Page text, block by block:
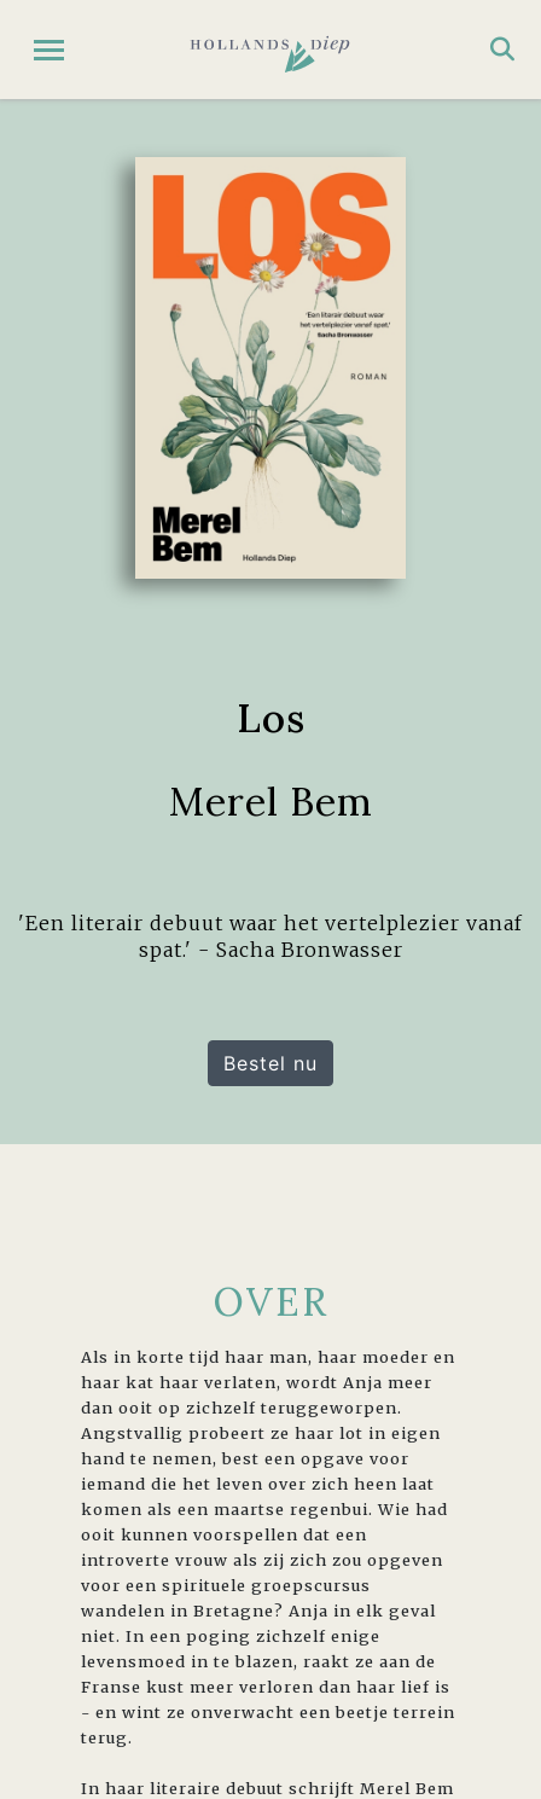
Los
Merel Bem
'Een literair debuut waar het vertelplezier vanaf
spat.' - Sacha Bronwasser
Bestel nu
OVER
Als in korte tijd haar man, haar moeder en
haar kat haar verlaten, wordt Anja meer
dan ooit op zichzelf teruggeworpen.
Angstvallig probeert ze haar lot in eigen
hand te nemen, best een opgave voor
iemand die het leven over zich heen laat
komen als een maartse regenbui. Wie had
ooit kunnen voorspellen dat een
introverte vrouw als zij zich zou opgeven
voor een spirituele groepscursus
wandelen in Bretagne? Anja in elk geval
niet. In een poging zichzelf enige
levensmoed in te blazen, raakt ze aan de
Franse kust meer verloren dan haar lief is
- en wint ze onverwacht een beetje terrein
terug.
In haar literaire debuut schrijft Merel Bem